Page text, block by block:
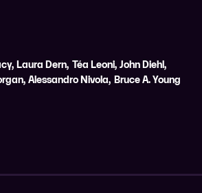
, Laura Dern, Téa Leoni, John Diehl,
, Alessandro Nivola, Bruce A. Young